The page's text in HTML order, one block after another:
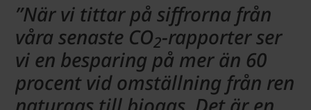
”När vi tittar på siffrorna från
våra senaste CO2-rapporter ser
vi en besparing på mer än 60
procent vid omställning från ren